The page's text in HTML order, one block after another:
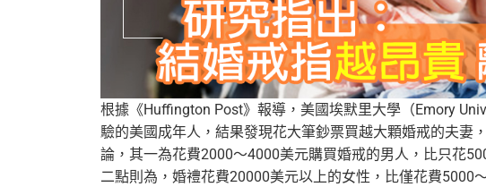
根據《Huffington Post》報導，美國埃默里大學（Emory
驗的美國成年人，結果發現花大筆鈔票買越大顆婚戒的夫妻
論，其一為花費2000～4000美元購買婚戒的男人，比只花
二點則為，婚禮花費20000美元以上的女性，比僅花費5000